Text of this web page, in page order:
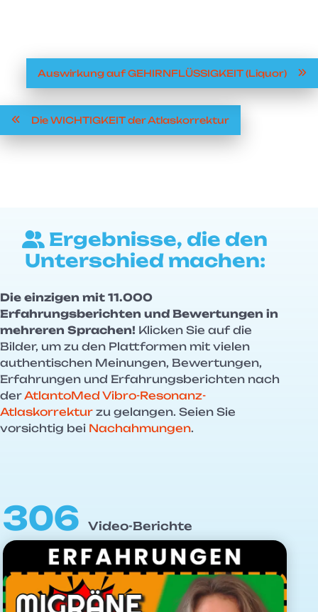
Die WICHTIGKEIT der Atlaskorrektur
Auswirkung auf GEHIRNFLÜSSIGKEIT (Liquor)
Ergebnisse, die den
Unterschied machen:
Die einzigen mit 11.000
Erfahrungsberichten und Bewertungen in
mehreren Sprachen! Klicken Sie auf die
Bilder, um zu den Plattformen mit vielen
authentischen Meinungen, Bewertungen,
Erfahrungen und Erfahrungsberichten nach
derAtlantoMed Vibro-Resonanz-
Atlaskorrektur zu gelangen. Seien Sie
vorsichtig bei Nachahmungen.
306 Video-Berichte